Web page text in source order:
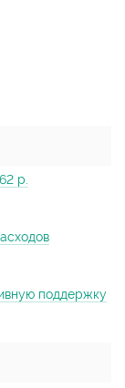
р.
поддержку